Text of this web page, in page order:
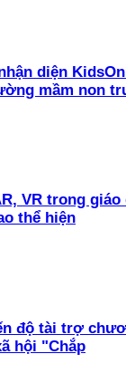
diện
mầm non
VR trong
thể hiện
độ tài trợ
hội "Chắp